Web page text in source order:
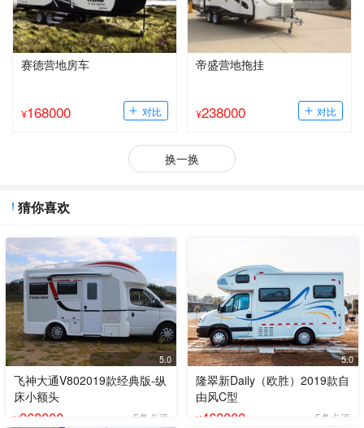
赛德营地房车
¥168000
帝盛营地拖挂
¥238000
换一换
猜你喜欢
5.0
飞神大通V802019款经典版-纵
床小额头
¥368000 5条点评
5.0
隆翠新Daily（欧胜）2019款自
由风C型
¥468000 5条点评